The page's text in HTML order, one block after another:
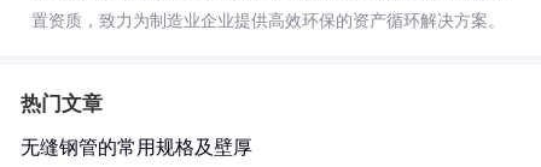
置资质，致力为制造业企业提供高效环保的资产循环解决方案。
热门文章
无缝钢管的常用规格及壁厚